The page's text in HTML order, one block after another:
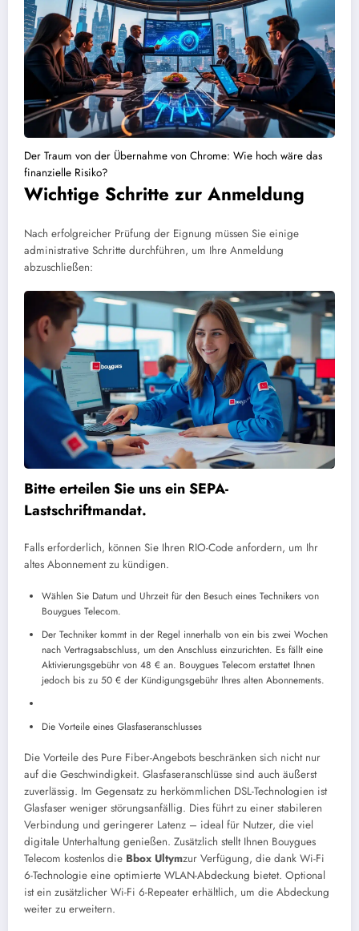
Der Traum von der Übernahme von Chrome: Wie hoch wäre das
finanzielle Risiko?
Wichtige Schritte zur Anmeldung
Nach erfolgreicher Prüfung der Eignung müssen Sie einige
administrative Schritte durchführen, um Ihre Anmeldung
abzuschließen:
Bitte erteilen Sie uns ein SEPA-
Lastschriftmandat.
Falls erforderlich, können Sie Ihren RIO-Code anfordern, um Ihr
altes Abonnement zu kündigen.
Wählen Sie Datum und Uhrzeit für den Besuch eines Technikers von
Bouygues Telecom.
Der Techniker kommt in der Regel innerhalb von ein bis zwei Wochen
nach Vertragsabschluss, um den Anschluss einzurichten. Es fällt eine
Aktivierungsgebühr von 48 € an. Bouygues Telecom erstattet Ihnen
jedoch bis zu 50 € der Kündigungsgebühr Ihres alten Abonnements.
Die Vorteile eines Glasfaseranschlusses
Die Vorteile des Pure Fiber-Angebots beschränken sich nicht nur
auf die Geschwindigkeit. Glasfaseranschlüsse sind auch äußerst
zuverlässig. Im Gegensatz zu herkömmlichen DSL-Technologien ist
Glasfaser weniger störungsanfällig. Dies führt zu einer stabileren
Verbindung und geringerer Latenz – ideal für Nutzer, die viel
digitale Unterhaltung genießen. Zusätzlich stellt Ihnen Bouygues
Telecom kostenlos die Bbox Ultymzur Verfügung, die dank Wi-Fi
6-Technologie eine optimierte WLAN-Abdeckung bietet. Optional
ist ein zusätzlicher Wi-Fi 6-Repeater erhältlich, um die Abdeckung
weiter zu erweitern.